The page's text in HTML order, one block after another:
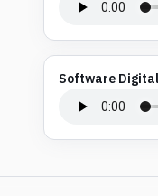
Software